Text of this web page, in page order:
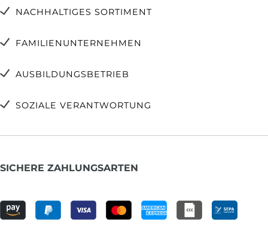
NACHHALTIGES SORTIMENT
FAMILIENUNTERNEHMEN
AUSBILDUNGSBETRIEB
SOZIALE VERANTWORTUNG
SICHERE ZAHLUNGSARTEN